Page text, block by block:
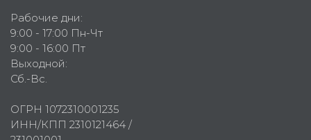
Рабочие дни:
9:00 - 17:00 Пн-Чт
9:00 - 16:00 Пт
Выходной:
Сб.-Вс.
ОГРН 1072310001235
ИНН/КПП 2310121464 /